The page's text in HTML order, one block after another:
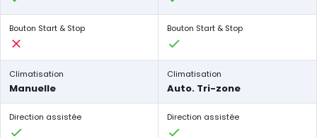
Bouton Start & Stop Bouton Start & Stop
Climatisation
Manuelle
Climatisation
Auto. Tri-zone
Direction assistée Direction assistée